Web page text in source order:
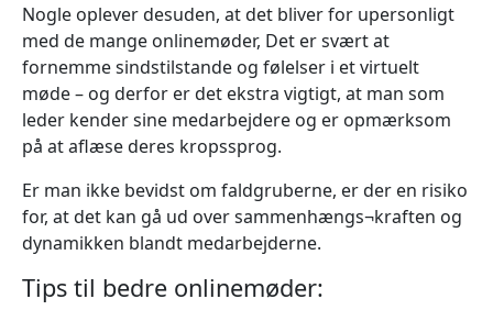
Nogle oplever desuden, at det bliver for upersonligt
med de mange onlinemøder, Det er svært at
fornemme sindstilstande og følelser i et virtuelt
møde – og derfor er det ekstra vigtigt, at man som
leder kender sine medarbejdere og er opmærksom
på at aflæse deres kropssprog.
Er man ikke bevidst om faldgruberne, er der en risiko
for, at det kan gå ud over sammenhængs¬kraften og
dynamikken blandt medarbejderne.
Tips til bedre onlinemøder: